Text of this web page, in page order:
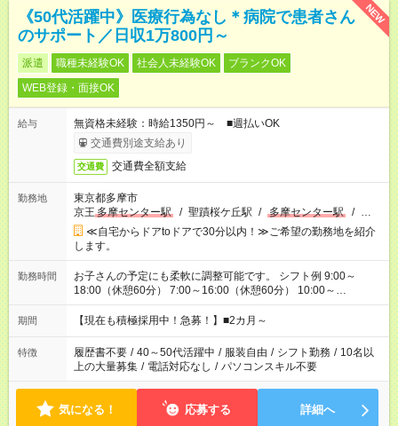
NEW
《50代活躍中》医療行為なし＊病院で患者さん
のサポート／日収1万800円～
派遣 職種未経験OK 社会人未経験OK
ブランクOK
WEB登録・面接OK
給与
無資格未経験：時給1350円～ ■週払いOK
交通費別途支給あり
交通費 交通費全額支給
勤務地
東京都多摩市
京王 多摩センター駅 / 聖蹟桜ケ丘駅 / 多摩センター駅 / …
≪自宅からドアtoドアで30分以内！≫ご希望の勤務地を紹介
します。
勤務時間
お子さんの予定にも柔軟に調整可能です。 シフト例 9:00～
18:00（休憩60分） 7:00～16:00（休憩60分） 10:00～
19:00（休憩60分） ※Wワーク希望の方へ 今ご覧のお仕事で希
望する勤務時間と、もう1つのお仕事の勤務時間の合計が 週40
期間 【現在も積極採用中！急募！】■2カ月～
特徴 履歴書不要 / 40～50代活躍中 / 服装自由 / シフト勤務 / 10名以
上の大量募集 / 電話対応なし / パソコンスキル不要
気になる！ 応募する 詳細へ